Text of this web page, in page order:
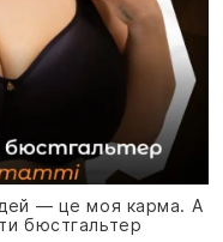
— це моя карма. А
бюстгальтер